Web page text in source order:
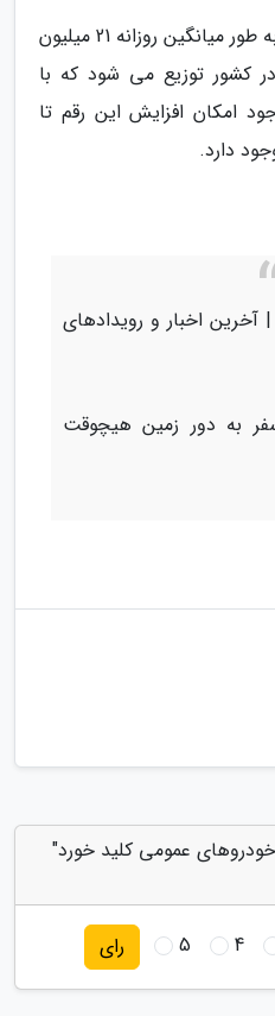
قاسمی تاکید کرد: هم اکنون به طور میانگین روزانه 21 میلیون
کشور توزیع می شود که با
امکان افزایش این رقم تا
| آخرین اخبار و رویدادهای
به دور زمین هیچوقت
عمومی کلید خورد"
4
5 رای